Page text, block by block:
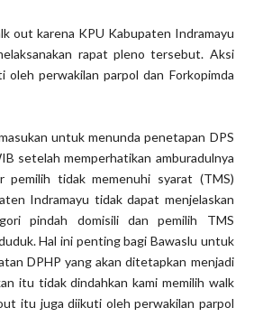
out karena KPU Kabupaten Indramayu
rapat pleno tersebut. Aksi
oleh perwakilan parpol dan Forkopimda
untuk menunda penetapan DPS
setelah memperhatikan amburadulnya
pemilih tidak memenuhi syarat (TMS)
Indramayu tidak dapat menjelaskan
pindah domisili dan pemilih TMS
Hal ini penting bagi Bawaslu untuk
DPHP yang akan ditetapkan menjadi
itu tidak dindahkan kami memilih walk
itu juga diikuti oleh perwakilan parpol